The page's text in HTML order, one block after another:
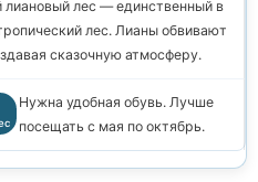
лиановый лес — единственный в
лес. Лианы обвивают
сказочную атмосферу.
Нужна удобная обувь. Лучше
посещать с мая по октябрь.